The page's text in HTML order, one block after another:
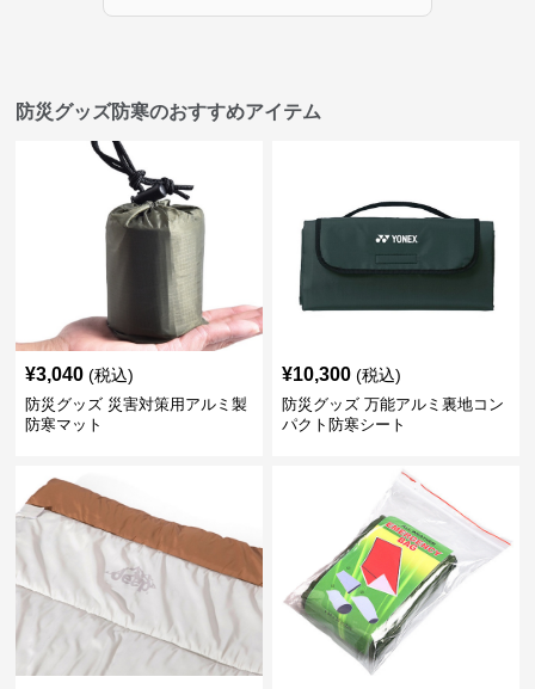
防災グッズ防寒のおすすめアイテム
¥3,040 (税込)
防災グッズ 災害対策用アルミ製
防寒マット
¥10,300 (税込)
防災グッズ 万能アルミ裏地コン
パクト防寒シート